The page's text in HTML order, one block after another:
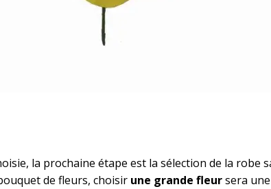
la prochaine étape est la sélection de la robe
de fleurs, choisir une grande fleursera